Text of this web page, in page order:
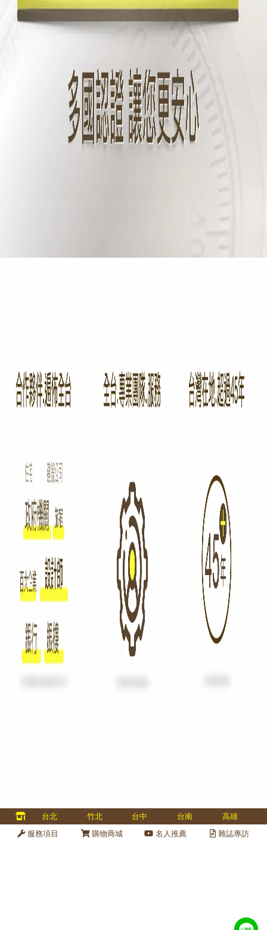
多國認證、專業金庫維修、金庫保養、金庫變號、全台服務 40
台北 竹北 台中 台南
高雄
金庫維修保養
服務項目 線上
購物商城 名人推薦 雜誌專訪